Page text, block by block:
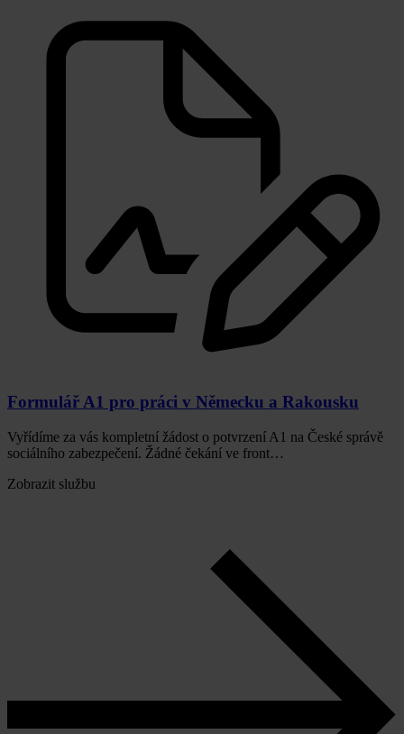
Formulář A1 pro práci v Německu a Rakousku
Vyřídíme za vás kompletní žádost o potvrzení A1 na České správě
sociálního zabezpečení. Žádné čekání ve front…
Zobrazit službu